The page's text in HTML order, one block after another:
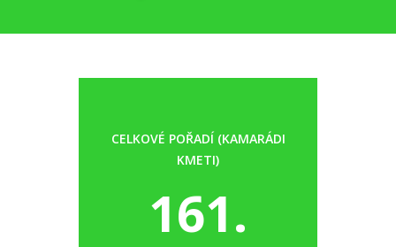
CELKOVÉ POŘADÍ (KAMARÁDI
KMETI)
161.